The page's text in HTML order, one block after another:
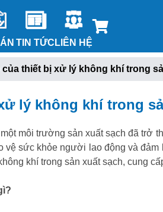
TIN TỨC LIÊN HỆ
của thiết bị xử lý không khí trong
lý không khí trong
môi trường sản xuất sạch đã trở
vệ sức khỏe người lao động và
khí trong sản xuất sạch, cung